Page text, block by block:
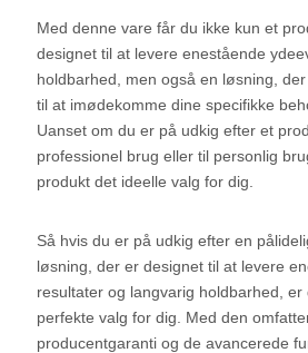
Med denne vare får du ikke kun et
designet til at levere enestående
holdbarhed, men også en løsning,
til at imødekomme dine specifikke
Uanset om du er på udkig efter et
professionel brug eller til personlig
produkt det ideelle valg for dig.
Så hvis du er på udkig efter en
løsning, der er designet til at levere
resultater og langvarig holdbarhed,
perfekte valg for dig. Med den
producentgaranti og de avancerede